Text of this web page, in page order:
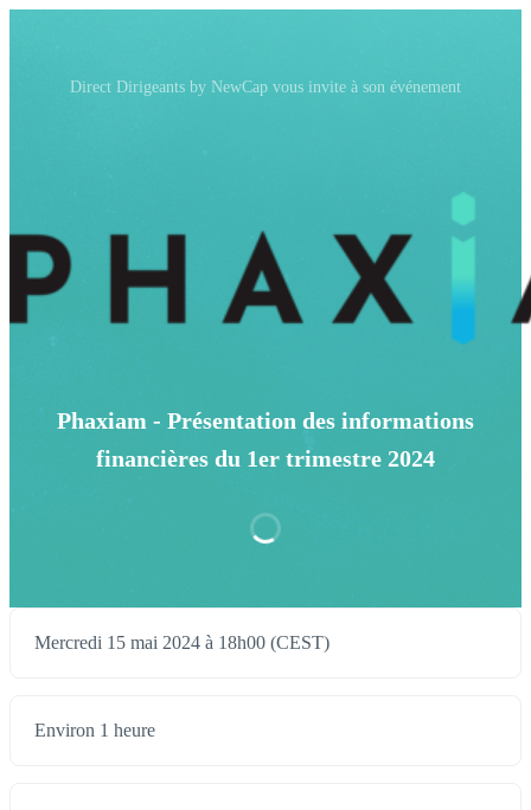
Direct Dirigeants by NewCap vous invite à son événement
Phaxiam - Présentation des informations
financières du 1er trimestre 2024
Mercredi 15 mai 2024 à 18h00 (CEST)
Environ 1 heure